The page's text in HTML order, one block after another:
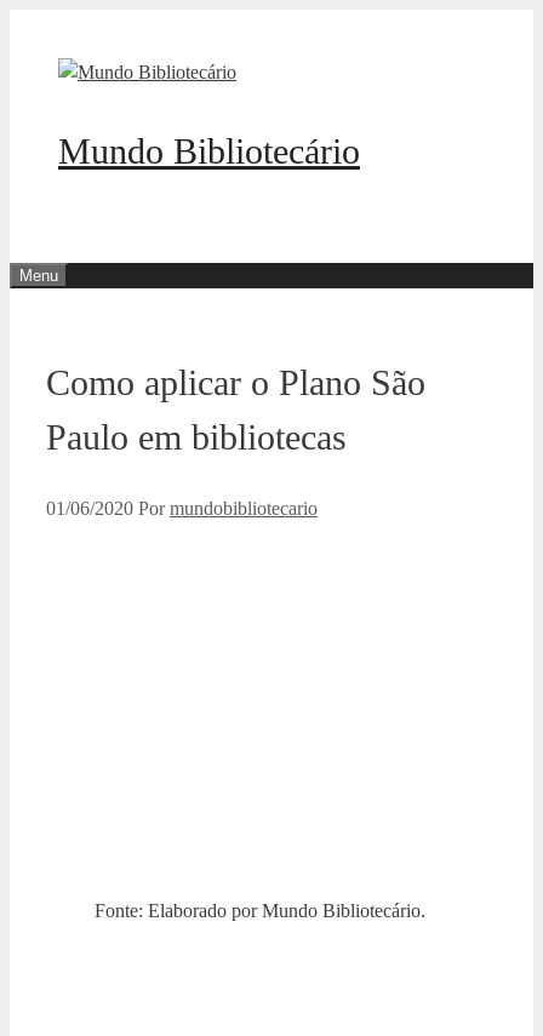
Mundo Bibliotecário
Menu
Como aplicar o Plano São
Paulo em bibliotecas
01/06/2020 Pormundobibliotecario
Fonte: Elaborado por Mundo Bibliotecário.